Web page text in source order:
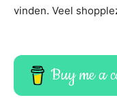
vinden. Veel
Buy me a